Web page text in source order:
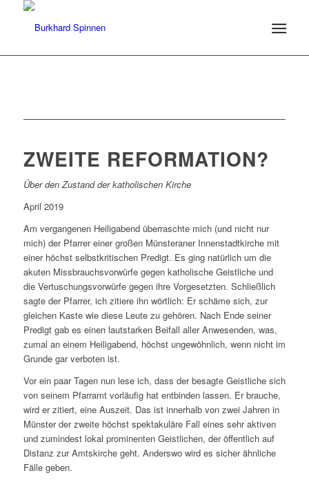
ZWEITE REFORMATION?
Über den Zustand der katholischen Kirche
April 2019
Am vergangenen Heiligabend überraschte mich (und nicht nur
mich) der Pfarrer einer großen Münsteraner Innenstadtkirche mit
einer höchst selbstkritischen Predigt. Es ging natürlich um die
akuten Missbrauchsvorwürfe gegen katholische Geistliche und
die Vertuschungsvorwürfe gegen ihre Vorgesetzten. Schließlich
sagte der Pfarrer, ich zitiere ihn wörtlich: Er schäme sich, zur
gleichen Kaste wie diese Leute zu gehören. Nach Ende seiner
Predigt gab es einen lautstarken Beifall aller Anwesenden, was,
zumal an einem Heiligabend, höchst ungewöhnlich, wenn nicht im
Grunde gar verboten ist.
Vor ein paar Tagen nun lese ich, dass der besagte Geistliche sich
von seinem Pfarramt vorläufig hat entbinden lassen. Er brauche,
wird er zitiert, eine Auszeit. Das ist innerhalb von zwei Jahren in
Münster der zweite höchst spektakuläre Fall eines sehr aktiven
und zumindest lokal prominenten Geistlichen, der öffentlich auf
Distanz zur Amtskirche geht. Anderswo wird es sicher ähnliche
Fälle geben.